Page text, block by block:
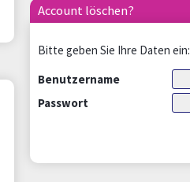
Account löschen?
Bitte geben Sie Ihre Daten ein:
Benutzername
Passwort